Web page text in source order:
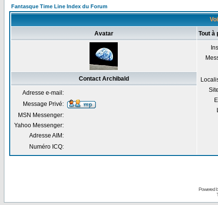
Fantasque Time Line Index du Forum
Avatar Tout à
Contact Archibald
Adresse e-mail:
Message Privé:
MSN Messenger:
Yahoo Messenger:
Adresse AIM:
Numéro ICQ:
Powered